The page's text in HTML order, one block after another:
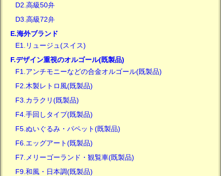
D2.高級50弁
D3.高級72弁
E.海外ブランド
E1.リュージュ(スイス)
F.デザイン重視のオルゴール(既製品)
F1.アンチモニーなどの合金オルゴール(既製品)
F2.木製レトロ風(既製品)
F3.カラクリ(既製品)
F4.手回しタイプ(既製品)
F5.ぬいぐるみ・パペット(既製品)
F6.エッグアート(既製品)
F7.メリーゴーランド・観覧車(既製品)
F9.和風・日本調(既製品)